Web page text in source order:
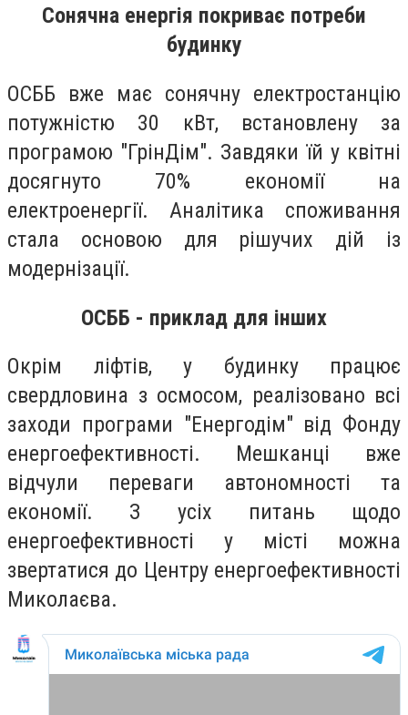
Сонячна енергія покриває потреби
будинку
ОСББ вже має сонячну електростанцію
потужністю 30 кВт, встановлену за
програмою "ГрінДім". Завдяки їй у квітні
досягнуто 70% економії на
електроенергії. Аналітика споживання
стала основою для рішучих дій із
модернізації.
ОСББ - приклад для інших
Окрім ліфтів, у будинку працює
свердловина з осмосом, реалізовано всі
заходи програми "Енергодім" від Фонду
енергоефективності. Мешканці вже
відчули переваги автономності та
економії. З усіх питань щодо
енергоефективності у місті можна
звертатися до Центру енергоефективності
Миколаєва.